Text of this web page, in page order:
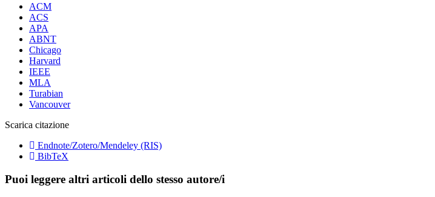
ACM
ACS
APA
ABNT
Chicago
Harvard
IEEE
MLA
Turabian
Vancouver
Scarica citazione
Endnote/Zotero/Mendeley (RIS)
BibTeX
Puoi leggere altri articoli dello stesso autore/i